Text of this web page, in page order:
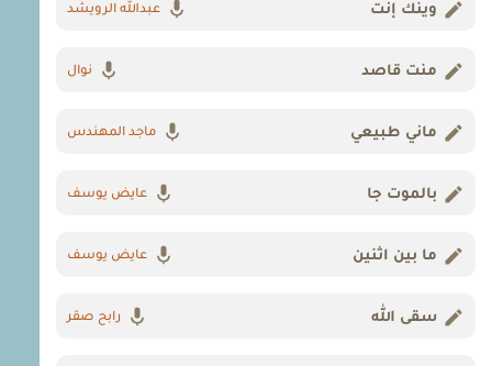
وينك إنت عبدالله الرويشد
منت قاصد نوال
ماني طبيعي ماجد المهندس
بالموت جا عايض يوسف
ما بين اثنين عايض يوسف
سقى الله رابح صقر